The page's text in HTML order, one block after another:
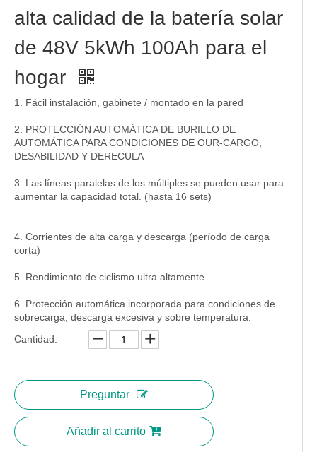
alta calidad de la batería solar
de 48V 5kWh 100Ah para el
hogar
1. Fácil instalación, gabinete / montado en la pared
2. PROTECCIÓN AUTOMÁTICA DE BURILLO DE
AUTOMÁTICA PARA CONDICIONES DE OUR-CARGO,
DESABILIDAD Y DERECULA
3. Las líneas paralelas de los múltiples se pueden usar para
aumentar la capacidad total. (hasta 16 sets)
4. Corrientes de alta carga y descarga (período de carga
corta)
5. Rendimiento de ciclismo ultra altamente
6. Protección automática incorporada para condiciones de
sobrecarga, descarga excesiva y sobre temperatura.
Cantidad:
Preguntar
Añadir al carrito